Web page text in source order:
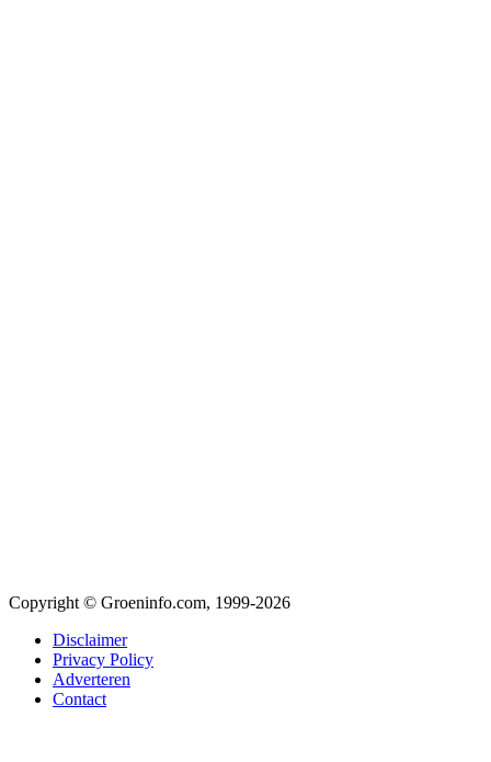
Copyright © Groeninfo.com, 1999-2026
Disclaimer
Privacy Policy
Adverteren
Contact